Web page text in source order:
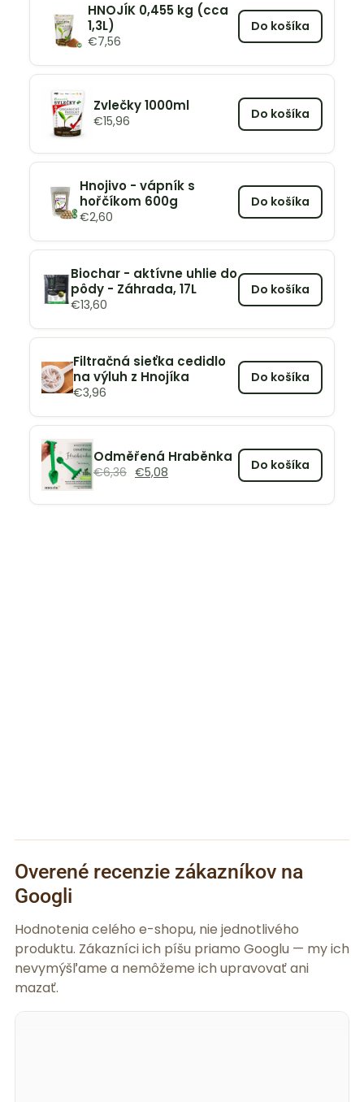
HNOJÍK 0,455 kg (cca
1,3L)
€7,56
Do košíka
Zvlečky 1000ml
€15,96 Do košíka
Hnojivo - vápník s
hořčíkom 600g
€2,60
Do košíka
Biochar - aktívne uhlie do
pôdy - Záhrada, 17L
€13,60
Do košíka
Filtračná sieťka cedidlo
na výluh z Hnojíka
€3,96
Do košíka
Odměřená Hraběnka
€6,36 €5,08 Do košíka
Overené recenzie zákazníkov na
Googli
Hodnotenia celého e-shopu, nie jednotlivého
produktu. Zákazníci ich píšu priamo Googlu — my ich
nevymýšľame a nemôžeme ich upravovať ani
mazať.